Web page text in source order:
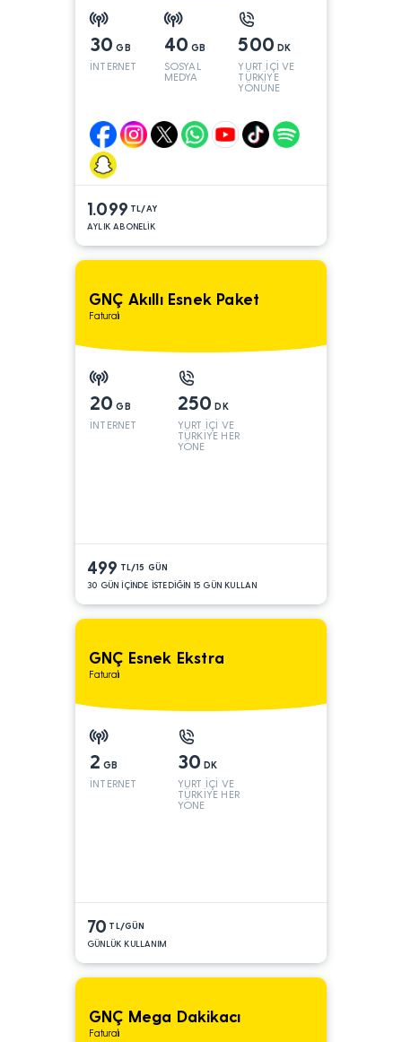
30 GB
İNTERNET
40 GB
SOSYAL
MEDYA
500 DK
YURT İÇİ VE
TÜRKİYE
YÖNÜNE
1.099 TL/AY
AYLIK ABONELİK
GNÇ Akıllı Esnek Paket
Faturalı
20 GB
İNTERNET
250 DK
YURT İÇİ VE
TÜRKİYE HER
YÖNE
499 TL/15 GÜN
30 GÜN İÇİNDE İSTEDİĞİN 15 GÜN KULLAN
GNÇ Esnek Ekstra
Faturalı
2 GB
İNTERNET
30 DK
YURT İÇİ VE
TÜRKİYE HER
YÖNE
70 TL/GÜN
GÜNLÜK KULLANIM
GNÇ Mega Dakikacı
Faturalı